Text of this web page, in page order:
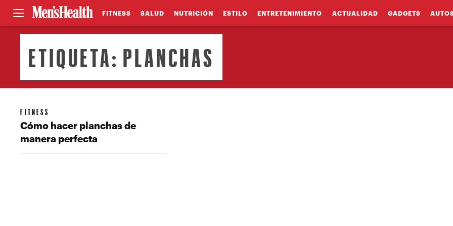
FITNESS SALUD NUTRICIÓN ESTILO ENTRETENIMIENTO ACTUALIDAD GADGETS
ETIQUETA: PLANCHAS
FITNESS
Cómo hacer planchas de
manera perfecta